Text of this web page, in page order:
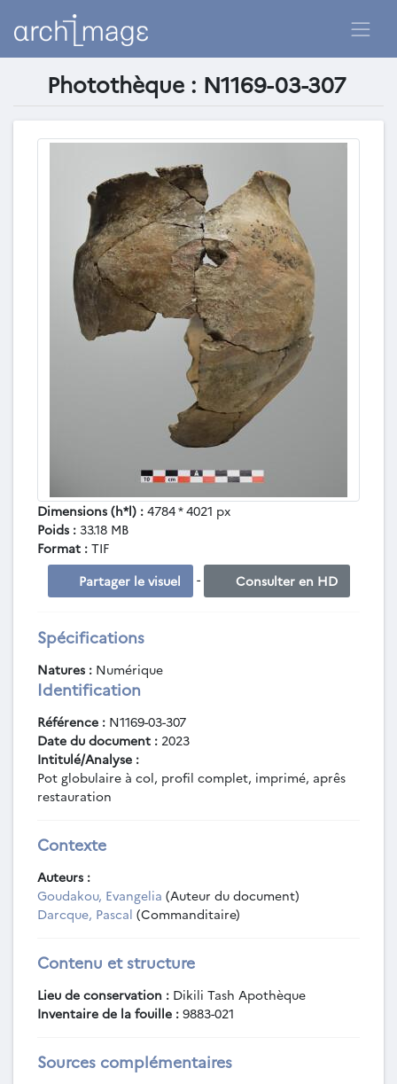
Photothèque : N1169-03-307
Dimensions (h*l) : 4784 * 4021 px
Poids : 33.18 MB
Format : TIF
Partager le visuel
- Consulter en HD
Spécifications
Natures : Numérique
Identification
Référence : N1169-03-307
Date du document : 2023
Intitulé/Analyse :
Pot globulaire à col, profil complet, imprimé, aprês
restauration
Contexte
Auteurs :
Goudakou, Evangelia (Auteur du document)
Darcque, Pascal (Commanditaire)
Contenu et structure
Lieu de conservation : Dikili Tash Apothèque
Inventaire de la fouille : 9883-021
Sources complémentaires